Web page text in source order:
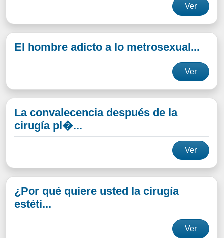
Ver
El hombre adicto a lo metrosexual...
Ver
La convalecencia después de la
cirugía pl�...
Ver
¿Por qué quiere usted la cirugía
estéti...
Ver